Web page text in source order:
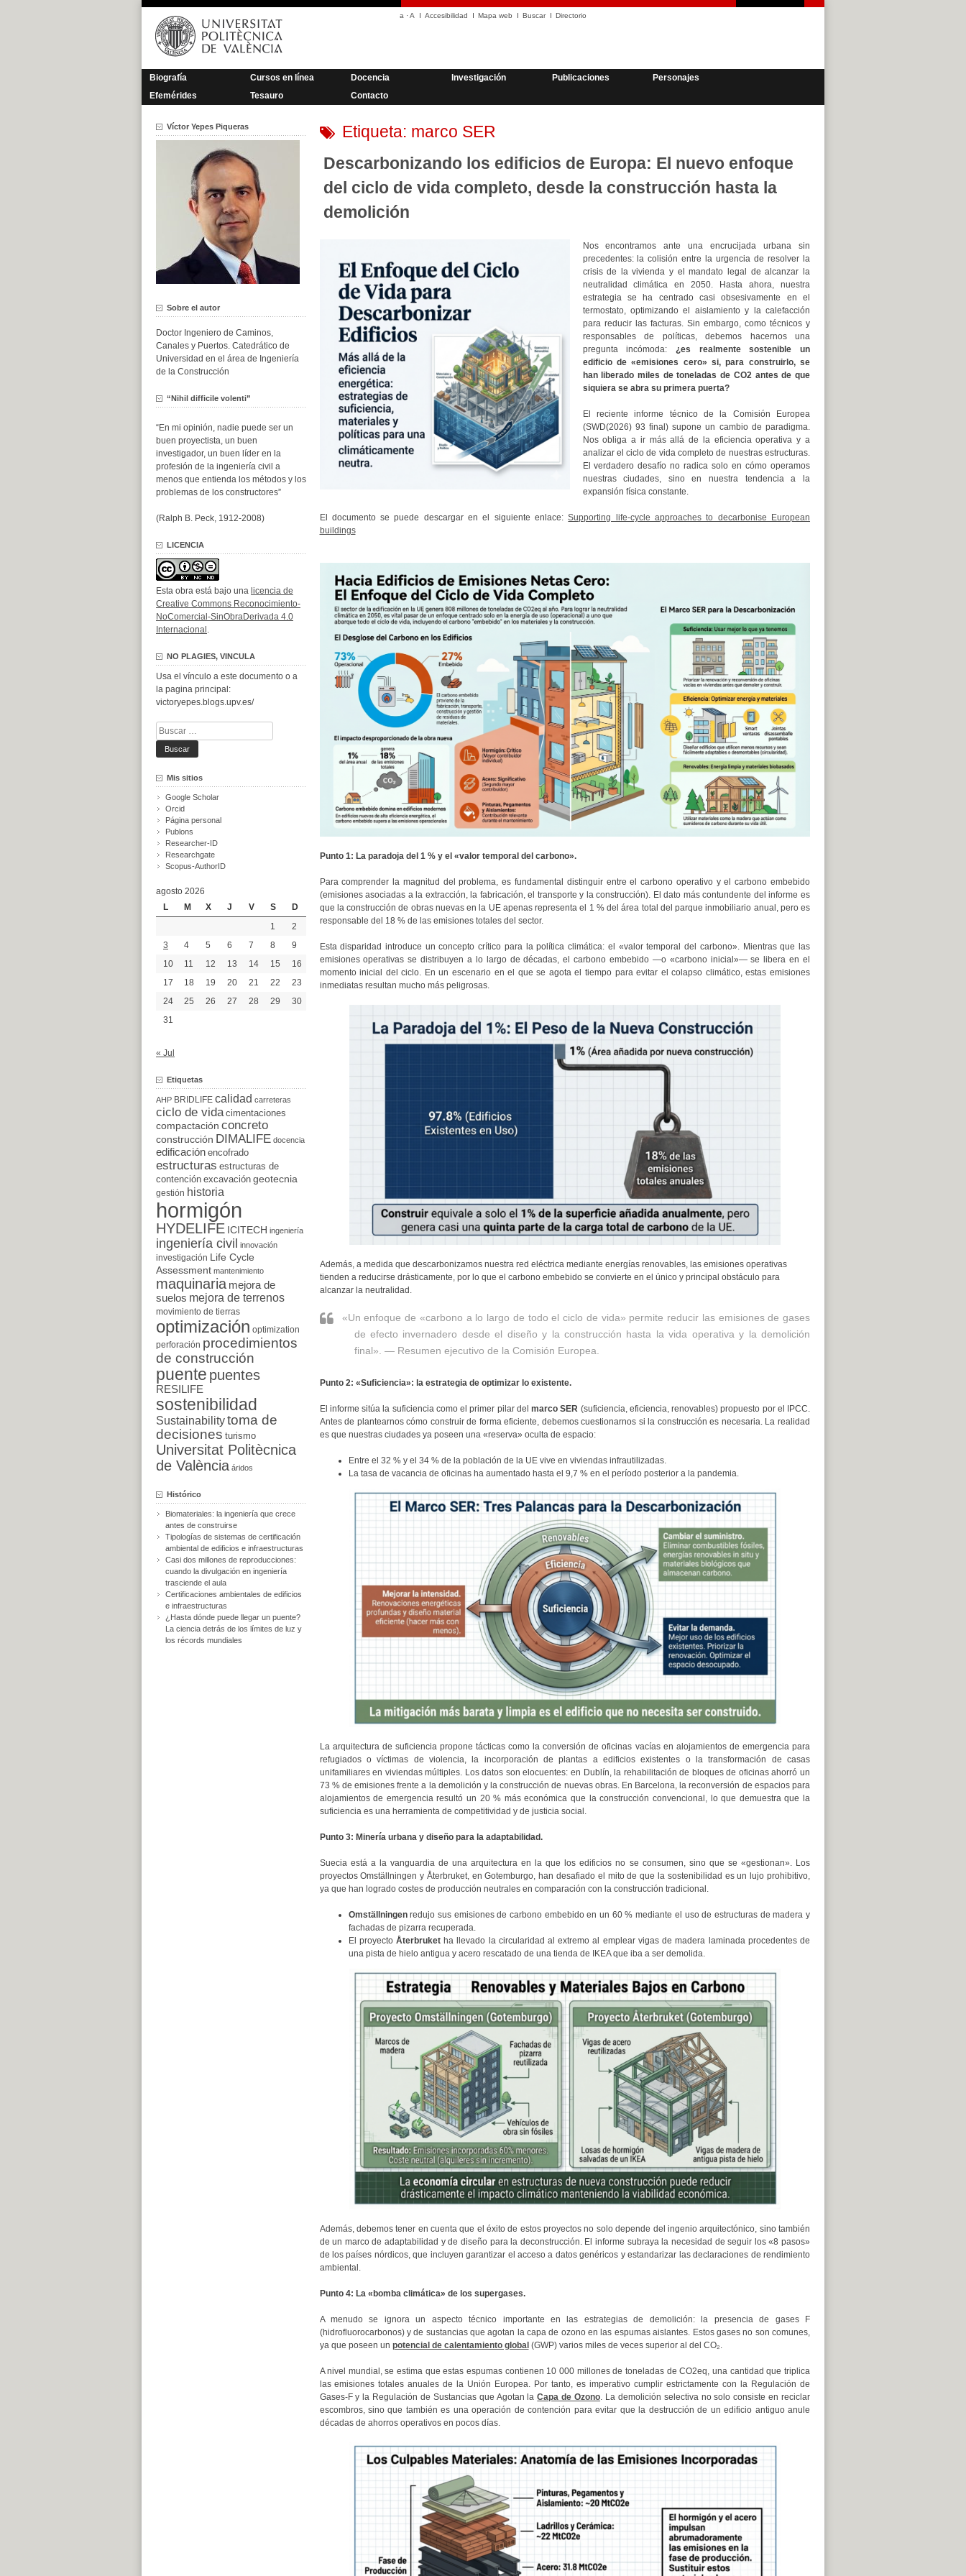
Saltar
contenido
a ·A Accesibilidad Mapa web Buscar Directorio
Biografía Cursos en línea Docencia Investigación Publicaciones
Personajes
Efemérides
Tesauro Contacto
Etiqueta: marco SER
Descarbonizando los edificios de Europa: El nuevo enfoque
del ciclo de vida completo, desde la construcción hasta la
demolición
Nos encontramos ante una encrucijada urbana sin
precedentes: la colisión entre la urgencia de resolver la
crisis de la vivienda y el mandato legal de alcanzar la
neutralidad climática en 2050. Hasta ahora, nuestra
estrategia se ha centrado casi obsesivamente en el
termostato, optimizando el aislamiento y la calefacción
para reducir las facturas. Sin embargo, como técnicos y
responsables de políticas, debemos hacernos una
pregunta incómoda: ¿es realmente sostenible un
edificio de «emisiones cero» si, para construirlo, se
han liberado miles de toneladas de CO2 antes de que
siquiera se abra su primera puerta?
El reciente informe técnico de la Comisión Europea
(SWD(2026) 93 final) supone un cambio de paradigma.
Nos obliga a ir más allá de la eficiencia operativa y a
analizar el ciclo de vida completo de nuestras estructuras.
El verdadero desafío no radica solo en cómo operamos
nuestras ciudades, sino en nuestra tendencia a la
expansión física constante.
El documento se puede descargar en el siguiente enlace:Supporting life-cycle approaches to decarbonise European
buildings
Punto 1: La paradoja del 1 % y el «valor temporal del carbono».
Para comprender la magnitud del problema, es fundamental distinguir entre el carbono operativo y el carbono embebido
(emisiones asociadas a la extracción, la fabricación, el transporte y la construcción). El dato más contundente del informe es
que la construcción de obras nuevas en la UE apenas representa el 1 % del área total del parque inmobiliario anual, pero es
responsable del 18 % de las emisiones totales del sector.
Esta disparidad introduce un concepto crítico para la política climática: el «valor temporal del carbono». Mientras que las
emisiones operativas se distribuyen a lo largo de décadas, el carbono embebido —o «carbono inicial»— se libera en el
momento inicial del ciclo. En un escenario en el que se agota el tiempo para evitar el colapso climático, estas emisiones
inmediatas resultan mucho más peligrosas.
Además, a medida que descarbonizamos nuestra red eléctrica mediante energías renovables, las emisiones operativas
tienden a reducirse drásticamente, por lo que el carbono embebido se convierte en el único y principal obstáculo para
alcanzar la neutralidad.
«Un enfoque de «carbono a lo largo de todo el ciclo de vida» permite reducir las emisiones de gases
de efecto invernadero desde el diseño y la construcción hasta la vida operativa y la demolición
final». — Resumen ejecutivo de la Comisión Europea.
Punto 2: «Suficiencia»: la estrategia de optimizar lo existente.
El informe sitúa la suficiencia como el primer pilar del marco SER (suficiencia, eficiencia, renovables) propuesto por el IPCC.
Antes de plantearnos cómo construir de forma eficiente, debemos cuestionarnos si la construcción es necesaria. La realidad
es que nuestras ciudades ya poseen una «reserva» oculta de espacio:
Entre el 32 % y el 34 % de la población de la UE vive en viviendas infrautilizadas.
La tasa de vacancia de oficinas ha aumentado hasta el 9,7 % en el período posterior a la pandemia.
La arquitectura de suficiencia propone tácticas como la conversión de oficinas vacías en alojamientos de emergencia para
refugiados o víctimas de violencia, la incorporación de plantas a edificios existentes o la transformación de casas
unifamiliares en viviendas múltiples. Los datos son elocuentes: en Dublín, la rehabilitación de bloques de oficinas ahorró un
73 % de emisiones frente a la demolición y la construcción de nuevas obras. En Barcelona, la reconversión de espacios para
alojamientos de emergencia resultó un 20 % más económica que la construcción convencional, lo que demuestra que la
suficiencia es una herramienta de competitividad y de justicia social.
Punto 3: Minería urbana y diseño para la adaptabilidad.
Suecia está a la vanguardia de una arquitectura en la que los edificios no se consumen, sino que se «gestionan». Los
proyectos Omställningen y Återbruket, en Gotemburgo, han desafiado el mito de que la sostenibilidad es un lujo prohibitivo,
ya que han logrado costes de producción neutrales en comparación con la construcción tradicional.
Omställningenredujo sus emisiones de carbono embebido en un 60 % mediante el uso de estructuras de madera y
fachadas de pizarra recuperada.
El proyecto Återbruketha llevado la circularidad al extremo al emplear vigas de madera laminada procedentes de
una pista de hielo antigua y acero rescatado de una tienda de IKEA que iba a ser demolida.
Además, debemos tener en cuenta que el éxito de estos proyectos no solo depende del ingenio arquitectónico, sino también
de un marco de adaptabilidad y de diseño para la deconstrucción. El informe subraya la necesidad de seguir los «8 pasos»
de los países nórdicos, que incluyen garantizar el acceso a datos genéricos y estandarizar las declaraciones de rendimiento
ambiental.
Punto 4: La «bomba climática» de los supergases.
A menudo se ignora un aspecto técnico importante en las estrategias de demolición: la presencia de gases F
(hidrofluorocarbonos) y de sustancias que agotan la capa de ozono en las espumas aislantes. Estos gases no son comunes,
ya que poseen un potencial de calentamiento global(GWP) varios miles de veces superior al del CO₂.
A nivel mundial, se estima que estas espumas contienen 10 000 millones de toneladas de CO2eq, una cantidad que triplica
las emisiones totales anuales de la Unión Europea. Por tanto, es imperativo cumplir estrictamente con la Regulación de
Gases-F y la Regulación de Sustancias que Agotan laCapa de Ozono . La demolición selectiva no solo consiste en reciclar
escombros, sino que también es una operación de contención para evitar que la destrucción de un edificio antiguo anule
décadas de ahorros operativos en pocos días.
Víctor Yepes Piqueras
Sobre el autor
Doctor Ingeniero de Caminos,
Canales y Puertos. Catedrático de
Universidad en el área de Ingeniería
de la Construcción
“Nihil difficile volenti”
“En mi opinión, nadie puede ser un
buen proyectista, un buen
investigador, un buen líder en la
profesión de la ingeniería civil a
menos que entienda los métodos y los
problemas de los constructores”
(Ralph B. Peck, 1912-2008)
LICENCIA
Esta obra está bajo una licencia de
Creative Commons Reconocimiento-
NoComercial-SinObraDerivada 4.0
Internacional .
NO PLAGIES, VINCULA
Usa el vínculo a este documento o a
la pagina principal:
victoryepes.blogs.upv.es/
Buscar:
Mis sitios
Google Scholar
Orcid
Página personal
Publons
Researcher-ID
Researchgate
Scopus-AuthorID
agosto 2026
L
M X J V S
D
1
2
3
4 5 6 7 8
9
10
11 12 13 14 15
16
17
18 19 20 21 22
23
24
25 26 27 28 29
30
31
« Jul
Etiquetas
AHP BRIDLIFE calidad carreteras
ciclo de vida cimentaciones
compactación concreto
construcción DIMALIFE docencia
edificación encofrado
estructuras estructuras de
contención excavación geotecnia
gestión historia
hormigón
HYDELIFE ICITECH ingeniería
ingeniería civil innovación
investigación
Life Cycle
Assessment mantenimiento
maquinaria mejora de
suelos mejora de terrenos
movimiento de tierras
optimización optimization
perforación procedimientos
de construcción
puente puentes
RESILIFE
sostenibilidad
Sustainabilitytoma de
decisiones turismo
Universitat Politècnica
de València áridos
Histórico
Biomateriales: la ingeniería que crece
antes de construirse
Tipologías de sistemas de certificación
ambiental de edificios e infraestructuras
Casi dos millones de reproducciones:
cuando la divulgación en ingeniería
trasciende el aula
Certificaciones ambientales de edificios
e infraestructuras
¿Hasta dónde puede llegar un puente?
La ciencia detrás de los límites de luz y
los récords mundiales